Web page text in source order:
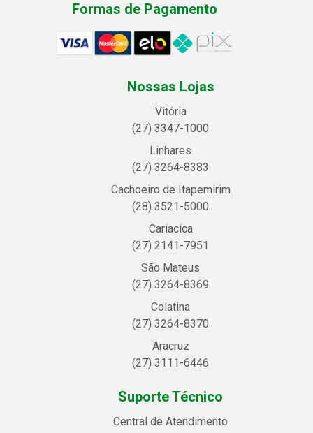
Formas de Pagamento
Nossas Lojas
Vitória
(27) 3347-1000
Linhares
(27) 3264-8383
Cachoeiro de Itapemirim
(28) 3521-5000
Cariacica
(27) 2141-7951
São Mateus
(27) 3264-8369
Colatina
(27) 3264-8370
Aracruz
(27) 3111-6446
Suporte Técnico
Central de Atendimento